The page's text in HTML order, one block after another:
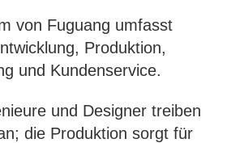
von Fuguang umfasst
Produktion,
und Kundenservice.
und Designer treiben
die Produktion sorgt für